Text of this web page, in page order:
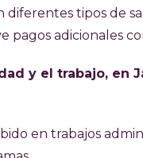
diferentes tipos de
pagos adicionales
y el trabajo, en
en trabajos